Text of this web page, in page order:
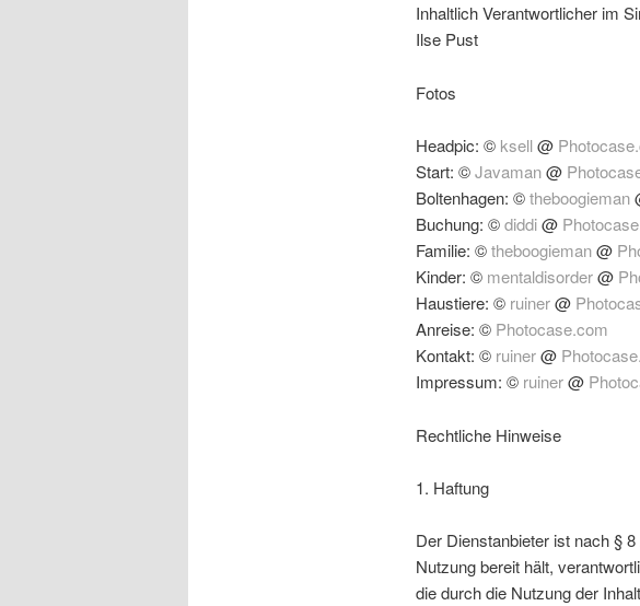
Inhaltlich Verantwortlicher im
Ilse Pust
Fotos
Headpic: © ksell@
Start: ©Javaman@
Boltenhagen: ©theboogieman
Buchung: ©diddi@
Familie: ©theboogieman@
Kinder: © mentaldisorder@
Haustiere: © ruiner@
Anreise: © Photocase.com
Kontakt: © ruiner@
Impressum: © ruiner@
Rechtliche Hinweise
1. Haftung
Der Dienstanbieter ist nach §
Nutzung bereit hält,
die durch die Nutzung der